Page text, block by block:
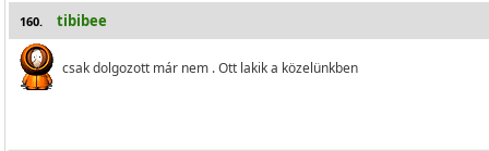
160. tibibee
csak dolgozott már nem . Ott lakik a közelünkben